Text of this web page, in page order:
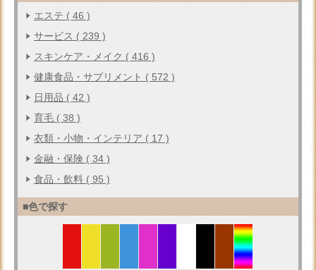
エステ ( 46 )
サービス ( 239 )
スキンケア・メイク ( 416 )
健康食品・サプリメント ( 572 )
日用品 ( 42 )
育毛 ( 38 )
衣類・小物・インテリア ( 17 )
金融・保険 ( 34 )
食品・飲料 ( 95 )
■色で探す